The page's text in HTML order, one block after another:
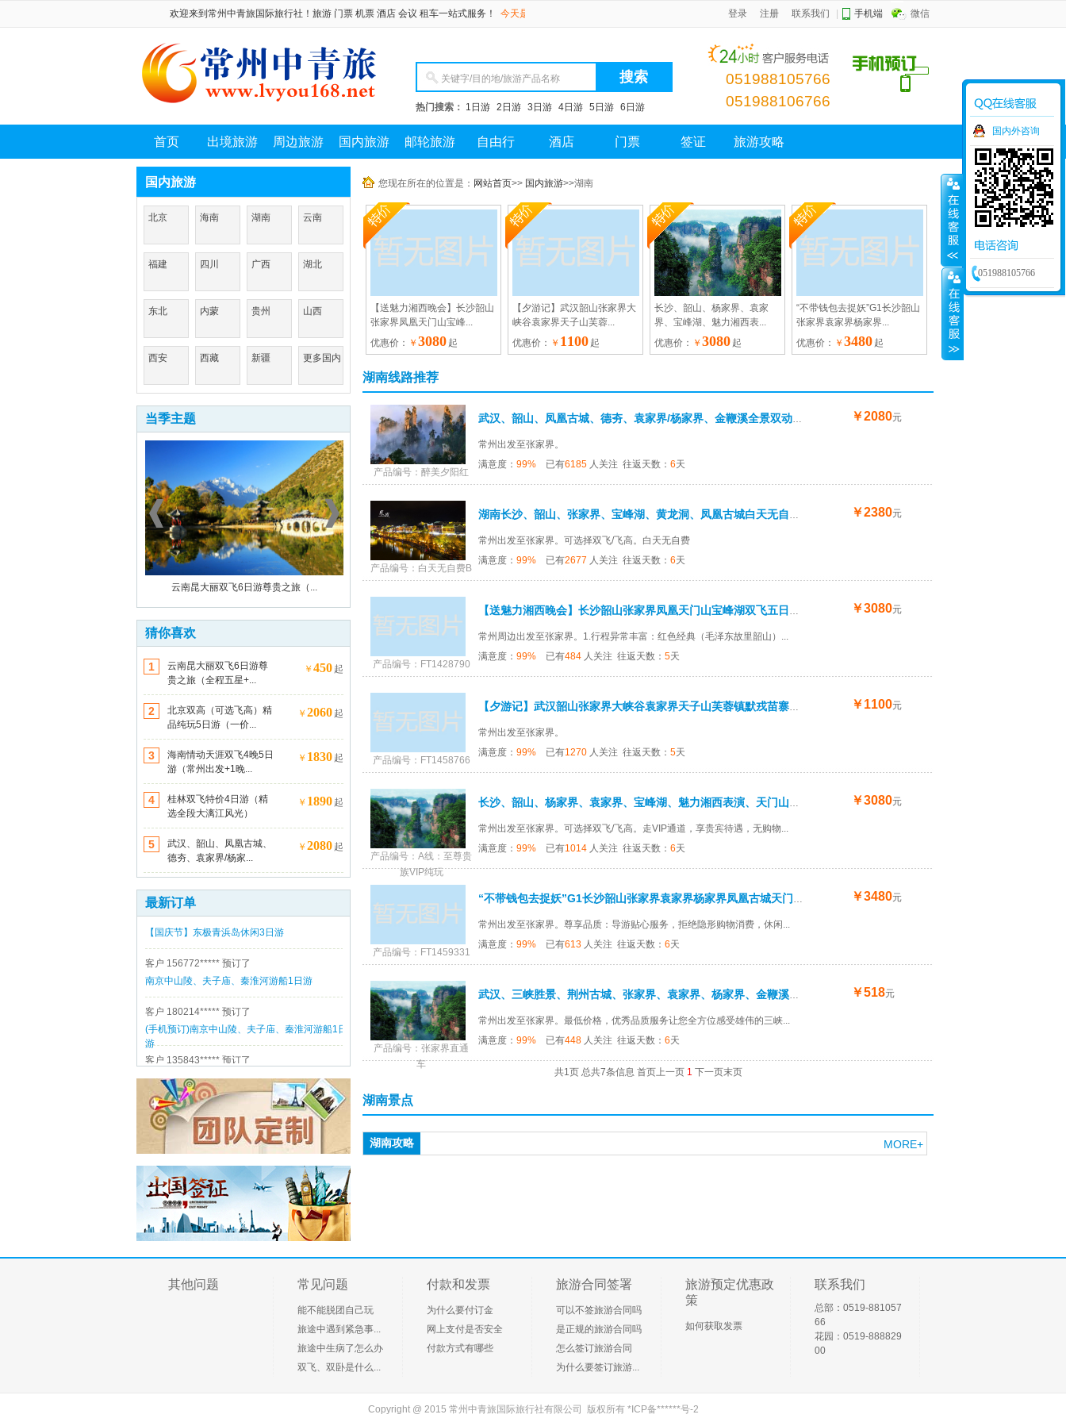
欢迎来到常州中青旅国际旅行社！旅游 门票 机票 酒店 会议 租车一站式服务！今天是 2026年08月08日 星期六 登录 注册 联系我们 手机端 微信
热门搜索： 1日游 2日游 3日游 4日游 5日游 6日游
051988105766
051988106766
首页 出境旅游 周边旅游 国内旅游 邮轮旅游 自由行 酒店 门票 签证 旅游攻略
国内外咨询
051988105766
国内旅游
北京 海南 湖南 云南
福建 四川 广西 湖北
东北 内蒙 贵州 山西
西安 西藏 新疆 更多国内
当季主题
云南昆大丽双飞6日游尊贵之旅（...
猜你喜欢
1
云南昆大丽双飞6日游尊
贵之旅（全程五星+...
￥ 450 起
2
北京双高（可选飞高）精
品纯玩5日游（一价...
￥ 2060 起
3
海南情动天涯双飞4晚5日
游（常州出发+1晚...
￥ 1830 起
4
桂林双飞特价4日游（精
选全段大漓江风光）
￥ 1890 起
5
武汉、韶山、凤凰古城、
德夯、袁家界/杨家...
￥ 2080 起
最新订单
客户 189150*****预订了
(手机预订)南京中山陵、夫子庙、秦淮河游船1日
客户 189150*****预订了
游
客户 187061*****预订了
云南昆大丽双飞6日游尊贵之旅（全程五星+双温
客户 157161*****
【国庆节】东极青浜岛休闲3日游
客户 156772*****预订了
南京中山陵、夫子庙、秦淮河游船1日游
客户 180214*****预订了
(手机预订)南京中山陵、夫子庙、秦淮河游船1日
游
客户 135843*****预订了
“文化慢生活、悠游闲适多”--泰州乔园、梅园、船
游凤城河休闲1日游（门票全含，赠送泰州特色早
茶餐）
客户 135843*****预订了
“文化慢生活、悠游闲适多”--泰州乔园、梅园、船
游凤城河休闲1日游（门票全含，赠送泰州特色早
茶餐）
客户 189614***** 预订了
沙滩休闲3日游
客户 135843*****预订了
九华大愿文化园99米大佛祈福、牯牛降生态休闲
2日游
客户 137752*****预订了
厦门鼓浪屿、环岛路曾厝垵、永定高北土楼、双
客户 139612*****
(手机预订)云南昆明/大理/丽江双飞6日游
杭州西湖、失落古城•宋城、西塘水乡经典2日游
您现在所在的位置是： 网站首页>> 国内旅游>>湖南
【送魅力湘西晚会】长沙韶山
张家界凤凰天门山宝峰...
优惠价： ￥ 3080 起
【夕游记】武汉韶山张家界大
峡谷袁家界天子山芙蓉...
优惠价： ￥ 1100 起
长沙、韶山、杨家界、袁家
界、宝峰湖、魅力湘西表...
优惠价： ￥ 3080 起
“不带钱包去捉妖”G1长沙韶山
张家界袁家界杨家界...
优惠价： ￥ 3480 起
湖南线路推荐
产品编号：醉美夕阳红
武汉、韶山、凤凰古城、德夯、袁家界/杨家界、金鞭溪全景双动6日游
常州出发至张家界。
满意度： 99% 已有6185 人关注 往返天数： 6天
￥2080元
产品编号：白天无自费B
湖南长沙、韶山、张家界、宝峰湖、黄龙洞、凤凰古城白天无自费6日游
常州出发至张家界。可选择双飞/飞高。白天无自费
满意度： 99% 已有2677 人关注 往返天数： 6天
￥2380元
产品编号：FT1428790
【送魅力湘西晚会】长沙韶山张家界凤凰天门山宝峰湖双飞五日游【预定之前咨询散客位】
常州周边出发至张家界。1.行程异常丰富：红色经典（毛泽东故里韶山）...
满意度： 99% 已有484 人关注 往返天数： 5天
￥3080元
产品编号：FT1458766
【夕游记】武汉韶山张家界大峡谷袁家界天子山芙蓉镇默戎苗寨凤凰荆州古城双动4晚5日游
常州出发至张家界。
满意度： 99% 已有1270 人关注 往返天数： 5天
￥1100元
产品编号：A线：至尊贵
族VIP纯玩
长沙、韶山、杨家界、袁家界、宝峰湖、魅力湘西表演、天门山、凤凰古城无自费无购物高端全含纯玩六日游
常州出发至张家界。可选择双飞/飞高。走VIP通道，享贵宾待遇，无购物...
满意度： 99% 已有1014 人关注 往返天数： 6天
￥3080元
产品编号：FT1459331
“不带钱包去捉妖”G1长沙韶山张家界袁家界杨家界凤凰古城天门山国家森林公园天门洞双飞5晚6日游（可选常州直飞）
常州出发至张家界。尊享品质：导游贴心服务，拒绝隐形购物消费，休闲...
满意度： 99% 已有613 人关注 往返天数： 6天
￥3480元
产品编号：张家界直通
车
武汉、三峡胜景、荆州古城、张家界、袁家界、杨家界、金鞭溪、韶山，直通车6日游
常州出发至张家界。最低价格，优秀品质服务让您全方位感受雄伟的三峡...
满意度： 99% 已有448 人关注 往返天数： 6天
￥518元
共1页 总共7条信息 首页上一页 1 下一页末页
湖南景点
湖南攻略 MORE+
其他问题 常见问题
能不能脱团自己玩
旅途中遇到紧急事...
旅途中生病了怎么办
双飞、双卧是什么...
付款和发票
为什么要付订金
网上支付是否安全
付款方式有哪些
旅游合同签署
可以不签旅游合同吗
是正规的旅游合同吗
怎么签订旅游合同
为什么要签订旅游...
旅游预定优惠政
策
如何获取发票
联系我们
总部：0519-881057
66
花园：0519-888829
00
Copyright @ 2015 常州中青旅国际旅行社有限公司 版权所有 *ICP备******号-2